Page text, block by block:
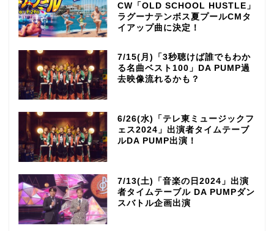
CW「OLD SCHOOL HUSTLE」
ラグーナテンボス夏プールCMタ
イアップ曲に決定！
7/15(月)「3秒聴けば誰でもわか
る名曲ベスト100」DA PUMP過
去映像流れるかも？
6/26(水)「テレ東ミュージックフ
ェス2024」出演者タイムテーブ
ルDA PUMP出演！
7/13(土)「音楽の日2024」出演
者タイムテーブル DA PUMPダン
スバトル企画出演